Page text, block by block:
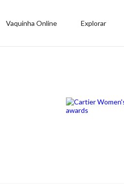
Vaquinha Online Explorar